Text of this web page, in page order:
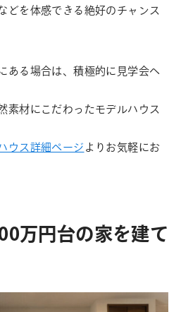
どを体感できる絶好のチャンス
ある場合は、積極的に見学会へ
素材にこだわったモデルハウス
ウス詳細ページ よりお気軽にお
万円台の家を建て